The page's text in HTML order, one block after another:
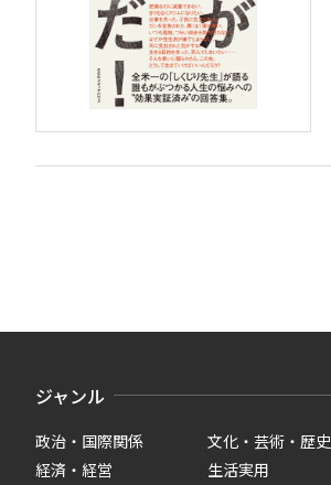
ジャンル
政治・国際関係
経済・経営
文化・芸術・歴史
生活実用